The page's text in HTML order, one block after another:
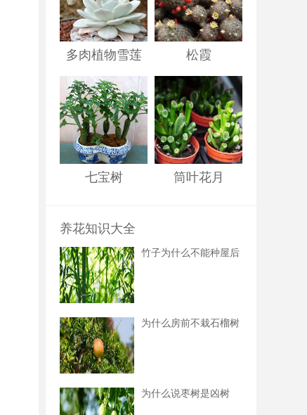
多肉植物雪莲 松霞
七宝树 筒叶花月
养花知识大全
竹子为什么不能种屋后
为什么房前不栽石榴树
为什么说枣树是凶树